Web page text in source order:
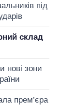
під
склад
нові зони
прем’єра